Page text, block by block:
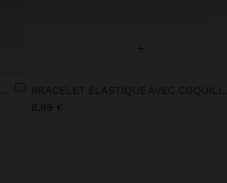
+
8,99 €